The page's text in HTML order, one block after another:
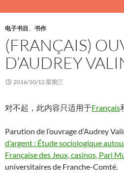
电子书目 、 书作
(FRANÇAIS)
D’AUDREY
2016/10/12 星期三
对不起，此内容只适用于Français
Parution de l’ouvrage d’Audrey
d’argent : Étude sociologique
Française des Jeux, casinos, Pari
universitaires de Franche-Comté.